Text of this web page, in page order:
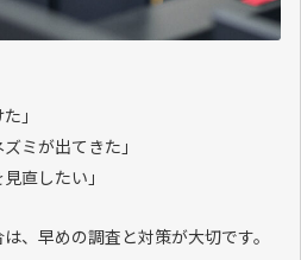
」
ミが出てきた」
直したい」
、早めの調査と対策が大切です。